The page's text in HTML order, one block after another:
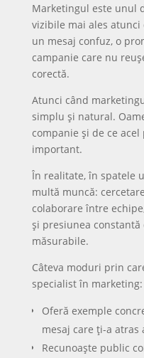
Marketingul este unul
vizibile mai ales atunci
un mesaj confuz, o
campanie care nu
corectă.
Atunci când
simplu și natural.
companie și de ce
important.
În realitate, în spatele
multă muncă:
colaborare între
și presiunea
măsurabile.
Câteva moduri prin
specialist în marketing:
Oferă exemple
mesaj care ți-a atras
Recunoaște public